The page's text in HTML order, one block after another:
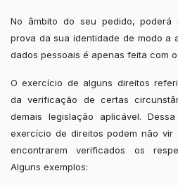
No âmbito do seu pedido, poderá
prova da sua identidade de modo a
dados pessoais é apenas feita com
O exercício de alguns direitos
da verificação de certas
demais legislação aplicável.
exercício de direitos podem não
encontrarem verificados os
Alguns exemplos: